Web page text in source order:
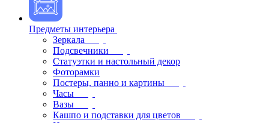
Предметы интерьера
Зеркала
Подсвечники
Статуэтки и настольный декор
Фоторамки
Постеры, панно и картины
Часы
Вазы
Кашпо и подставки для цветов